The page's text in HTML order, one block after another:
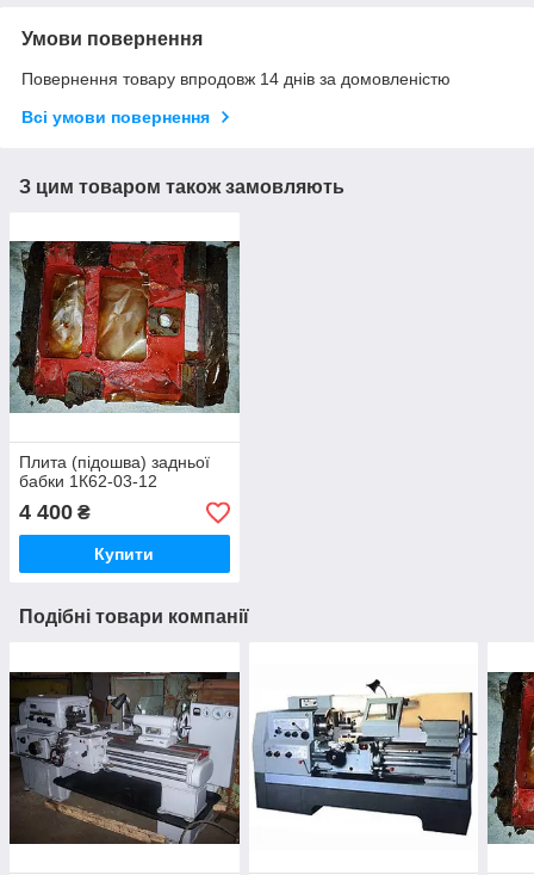
Умови повернення
Повернення товару впродовж 14 днів за домовленістю
Всі умови повернення
З цим товаром також замовляють
Плита (підошва) задньої
бабки 1К62-03-12
4 400 ₴
Купити
Подібні товари компанії